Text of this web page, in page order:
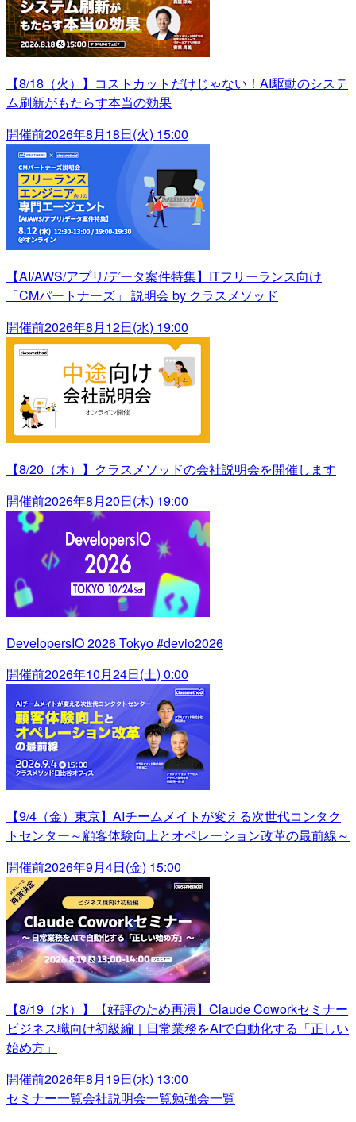
【8/18（火）】コストカットだけじゃない！AI駆動のシステ
ム刷新がもたらす本当の効果
開催前2026年8月18日(火) 15:00
【AI/AWS/アプリ/データ案件特集】ITフリーランス向け
「CMパートナーズ」 説明会 by クラスメソッド
開催前2026年8月12日(水) 19:00
【8/20（木）】クラスメソッドの会社説明会を開催します
開催前2026年8月20日(木) 19:00
DevelopersIO 2026 Tokyo #devio2026
開催前2026年10月24日(土) 0:00
【9/4（金）東京】AIチームメイトが変える次世代コンタク
トセンター～顧客体験向上とオペレーション改革の最前線～
開催前2026年9月4日(金) 15:00
【8/19（水）】【好評のため再演】Claude Coworkセミナー
ビジネス職向け初級編｜日常業務をAIで自動化する「正しい
始め方」
開催前2026年8月19日(水) 13:00
セミナー一覧会社説明会一覧勉強会一覧